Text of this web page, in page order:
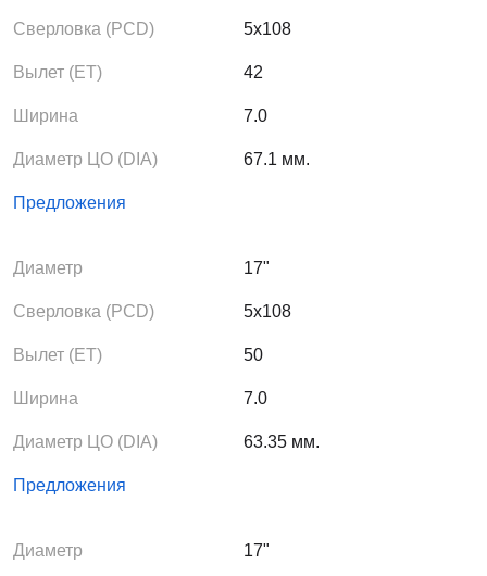
Сверловка (PCD) 5x108
Вылет (ЕТ) 42
Ширина 7.0
Диаметр ЦО (DIA) 67.1 мм.
Предложения
Диаметр 17"
Сверловка (PCD) 5x108
Вылет (ЕТ) 50
Ширина 7.0
Диаметр ЦО (DIA) 63.35 мм.
Предложения
Диаметр 17"